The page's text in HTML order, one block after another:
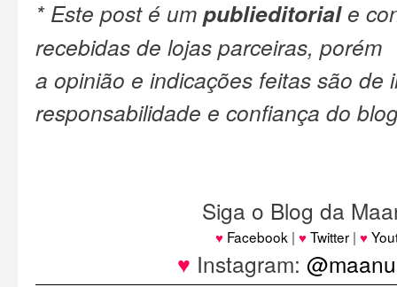
* Este post é um publieditoriale
recebidas de lojas parceiras, porém
a opinião e indicações feitas são de
responsabilidade e confiança do
Siga o Blog da
♥ Facebook | ♥Twitter | ♥
♥ Instagram: